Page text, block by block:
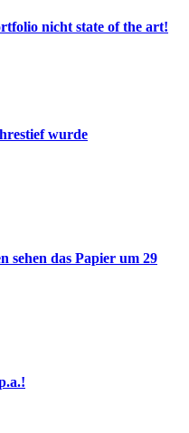
nicht state of the art!
wurde
sehen das Papier um 29